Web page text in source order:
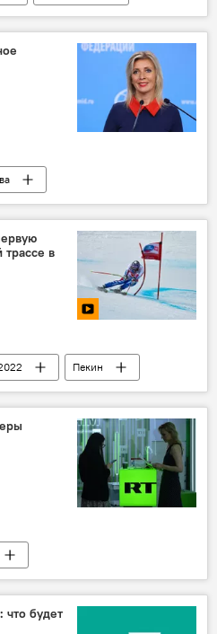
в
Пекин
что будет